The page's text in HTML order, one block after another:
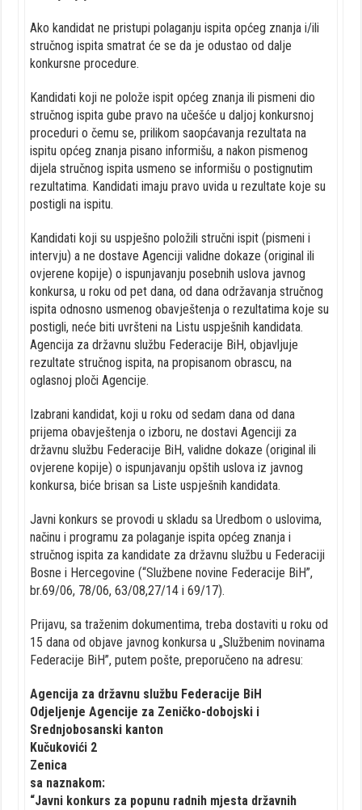
Ako kandidat ne pristupi polaganju ispita općeg znanja i/ili
stručnog ispita smatrat će se da je odustao od dalje
konkursne procedure.
Kandidati koji ne polože ispit općeg znanja ili pismeni dio
stručnog ispita gube pravo na učešće u daljoj konkursnoj
proceduri o čemu se, prilikom saopćavanja rezultata na
ispitu općeg znanja pisano informišu, a nakon pismenog
dijela stručnog ispita usmeno se informišu o postignutim
rezultatima. Kandidati imaju pravo uvida u rezultate koje su
postigli na ispitu.
Kandidati koji su uspješno položili stručni ispit (pismeni i
intervju) a ne dostave Agenciji validne dokaze (original ili
ovjerene kopije) o ispunjavanju posebnih uslova javnog
konkursa, u roku od pet dana, od dana održavanja stručnog
ispita odnosno usmenog obavještenja o rezultatima koje su
postigli, neće biti uvršteni na Listu uspješnih kandidata.
Agencija za državnu službu Federacije BiH, objavljuje
rezultate stručnog ispita, na propisanom obrascu, na
oglasnoj ploči Agencije.
Izabrani kandidat, koji u roku od sedam dana od dana
prijema obavještenja o izboru, ne dostavi Agenciji za
državnu službu Federacije BiH, validne dokaze (original ili
ovjerene kopije) o ispunjavanju opštih uslova iz javnog
konkursa, biće brisan sa Liste uspješnih kandidata.
Javni konkurs se provodi u skladu sa Uredbom o uslovima,
načinu i programu za polaganje ispita općeg znanja i
stručnog ispita za kandidate za državnu službu u Federaciji
Bosne i Hercegovine (“Službene novine Federacije BiH”,
br.69/06, 78/06, 63/08,27/14 i 69/17).
Prijavu, sa traženim dokumentima, treba dostaviti u roku od
15 dana od objave javnog konkursa u „Službenim novinama
Federacije BiH”, putem pošte, preporučeno na adresu:
Agencija za državnu službu Federacije BiH
Odjeljenje Agencije za Zeničko-dobojski i
Srednjobosanski kanton
Kučukovići 2
Zenica
sa naznakom:
“Javni konkurs za popunu radnih mjesta državnih